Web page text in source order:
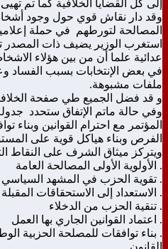
إلى كل القضايا الخلافية كما تم
وقد دار نقاش قوي حول وجود
المصالحة لتورطهم في حملة
استغرب الوزير يضيف ذات
عدائية علما أن من بين هؤلاء
في بعض الإنتخابات بسبب الفساد
ملفات مشبوهة.
و قد فضل الجميع طي صفحة
وفي حالة ماتم الإتفاق ستحدد
المؤتمر مع احترام القوانين وبناء
الفرص وبناء هياكل قوية على
ويتركز ميثاق الشرف على النقاط
. الأولوية الأولى المصالحة العامة
. تقوية الحزب في المشهد السياسي
. الاستعداد إلى الاستحقاقات المقبلة
. تنقية الحزب من الدخلاء
. اعتماد القوانين الجاري بها العمل
. بناء توافقات للمصلحة الحزبية